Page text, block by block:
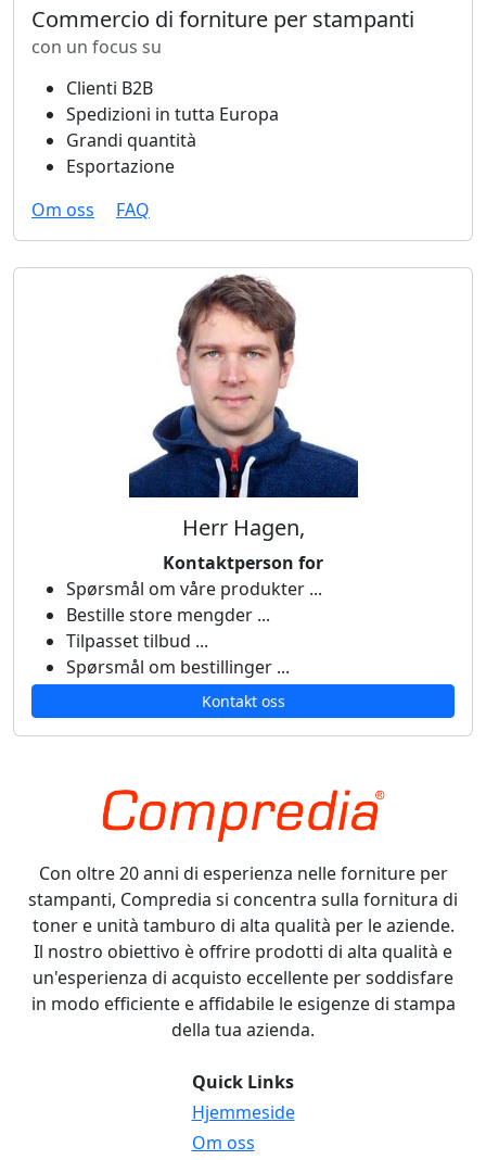
Commercio di forniture per stampanti
con un focus su
Clienti B2B
Spedizioni in tutta Europa
Grandi quantità
Esportazione
Om oss
FAQ
Herr Hagen,
Kontaktperson for
Spørsmål om våre produkter ...
Bestille store mengder ...
Tilpasset tilbud ...
Spørsmål om bestillinger ...
Kontakt oss
Con oltre 20 anni di esperienza nelle forniture per
stampanti, Compredia si concentra sulla fornitura di
toner e unità tamburo di alta qualità per le aziende.
Il nostro obiettivo è offrire prodotti di alta qualità e
un'esperienza di acquisto eccellente per soddisfare
in modo efficiente e affidabile le esigenze di stampa
della tua azienda.
Quick Links
Hjemmeside
Om oss